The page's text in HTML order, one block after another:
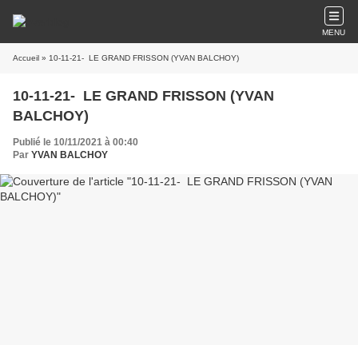
MENU
Accueil » 10-11-21- LE GRAND FRISSON (YVAN BALCHOY)
10-11-21- LE GRAND FRISSON (YVAN
BALCHOY)
Publié le 10/11/2021 à 00:40
Par YVAN BALCHOY